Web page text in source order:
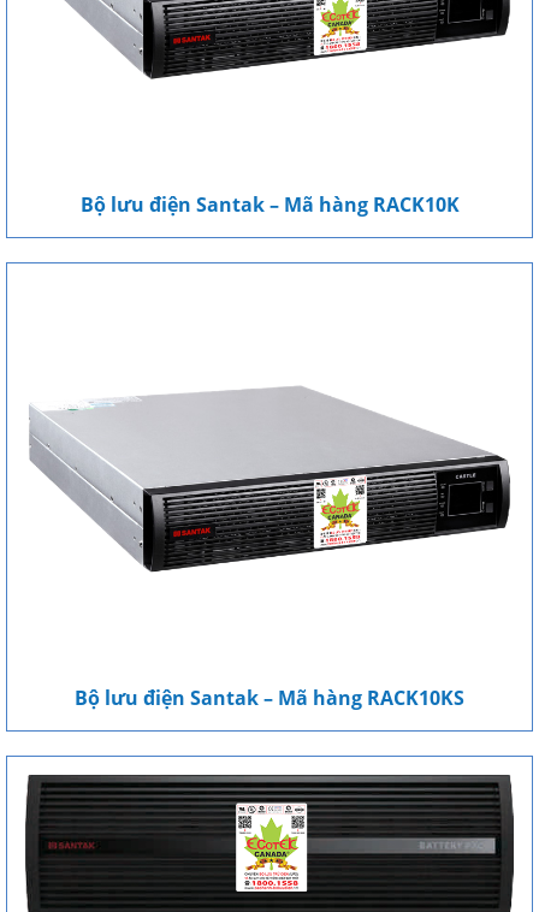
Bộ lưu điện Santak – Mã hàng RACK10K
Bộ lưu điện Santak – Mã hàng RACK10KS